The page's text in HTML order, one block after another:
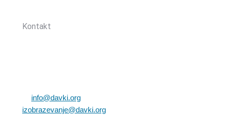
Kontakt
info@davki.org
izobrazevanje@davki.org